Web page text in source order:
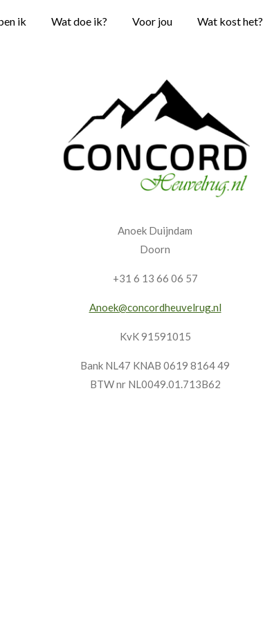
ik Wat doe ik? Voor jou Wat kost het?
Anoek Duijndam
Doorn
+31 6 13 66 06 57
Anoek@concordheuvelrug.nl
KvK 91591015
Bank NL47 KNAB 0619 8164 49
BTW nr NL0049.01.713B62